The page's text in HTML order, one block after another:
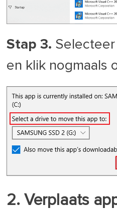
Stap 3.
en klik nogmaals
2. Verplaats